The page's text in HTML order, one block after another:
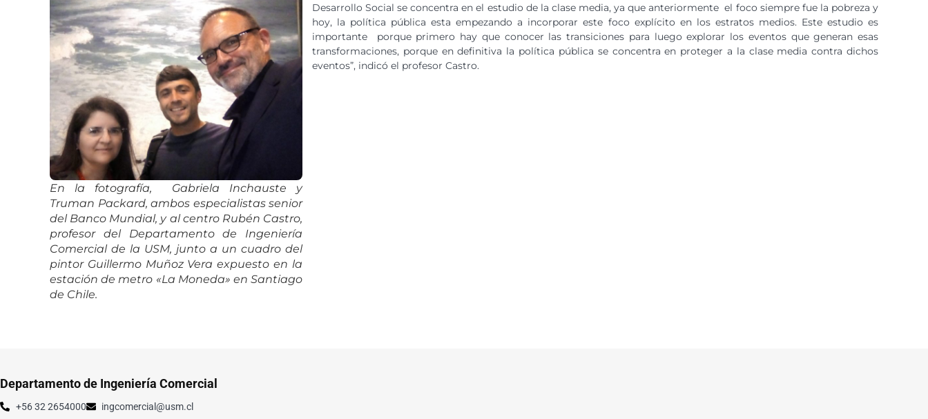
En la fotografía, Gabriela Inchauste y
Truman Packard, ambos especialistas senior
del Banco Mundial, y al centro Rubén Castro,
profesor del Departamento de Ingeniería
Comercial de la USM, junto a un cuadro del
pintor Guillermo Muñoz Vera expuesto en la
estación de metro «La Moneda» en Santiago
de Chile.
Desarrollo Social se concentra en el estudio de la clase media, ya que anteriormente el foco siempre fue la pobreza y
hoy, la política pública esta empezando a incorporar este foco explícito en los estratos medios. Este estudio es
importante porque primero hay que conocer las transiciones para luego explorar los eventos que generan esas
transformaciones, porque en definitiva la política pública se concentra en proteger a la clase media contra dichos
eventos”, indicó el profesor Castro.
Departamento de Ingeniería Comercial
+56 32 2654000 ingcomercial@usm.cl